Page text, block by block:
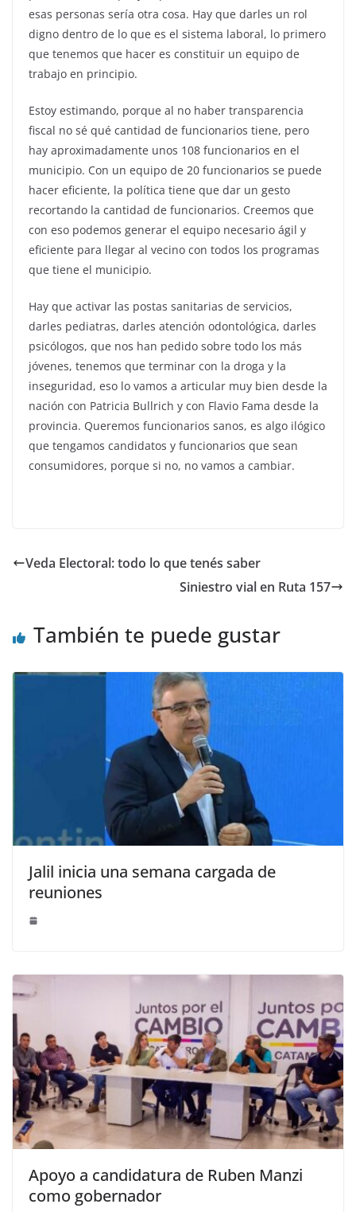
esas personas sería otra cosa. Hay que darles un rol
digno dentro de lo que es el sistema laboral, lo primero
que tenemos que hacer es constituir un equipo de
trabajo en principio.
Estoy estimando, porque al no haber transparencia
fiscal no sé qué cantidad de funcionarios tiene, pero
hay aproximadamente unos 108 funcionarios en el
municipio. Con un equipo de 20 funcionarios se puede
hacer eficiente, la política tiene que dar un gesto
recortando la cantidad de funcionarios. Creemos que
con eso podemos generar el equipo necesario ágil y
eficiente para llegar al vecino con todos los programas
que tiene el municipio.
Hay que activar las postas sanitarias de servicios,
darles pediatras, darles atención odontológica, darles
psicólogos, que nos han pedido sobre todo los más
jóvenes, tenemos que terminar con la droga y la
inseguridad, eso lo vamos a articular muy bien desde la
nación con Patricia Bullrich y con Flavio Fama desde la
provincia. Queremos funcionarios sanos, es algo ilógico
que tengamos candidatos y funcionarios que sean
consumidores, porque si no, no vamos a cambiar.
Veda Electoral: todo lo que tenés saber
Siniestro vial en Ruta 157
También te puede gustar
Jalil inicia una semana cargada de
reuniones
Apoyo a candidatura de Ruben Manzi
como gobernador